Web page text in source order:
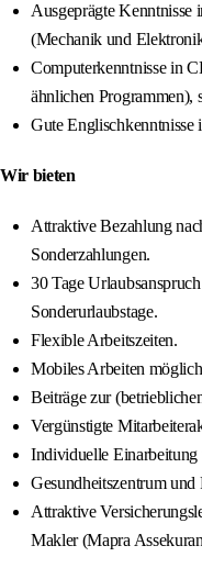
Ausgeprägte
(Mechanik und
Computerkenntnisse in
ähnlichen Programmen),
Gute Englischkenntnisse
Wir bieten
Attraktive Bezahlung
Sonderzahlungen.
30 Tage
Sonderurlaubstage.
Flexible Arbeitszeiten.
Mobiles Arbeiten
Beiträge zur
Vergünstigte
Individuelle
Gesundheitszentrum und
Attraktive
Makler (Mapra